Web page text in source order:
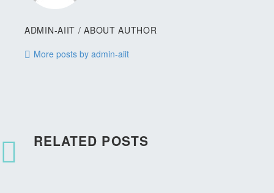
ADMIN-AIIT / ABOUT AUTHOR
More posts by admin-aiit
RELATED POSTS